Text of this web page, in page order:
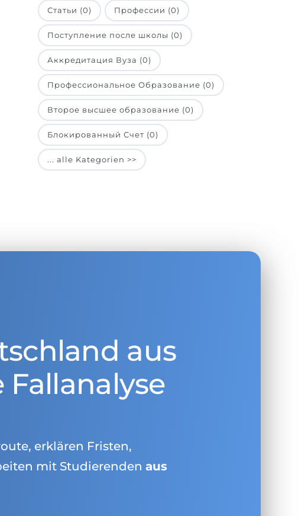
Статьи (0) Профессии (0)
Поступление после школы (0)
Аккредитация Вуза (0)
Профессиональное Образование (0)
Второе высшее образование (0)
Блокированный Счет (0)
... alle Kategorien >>
aus
erklären Fristen,
mit Studierendenaus